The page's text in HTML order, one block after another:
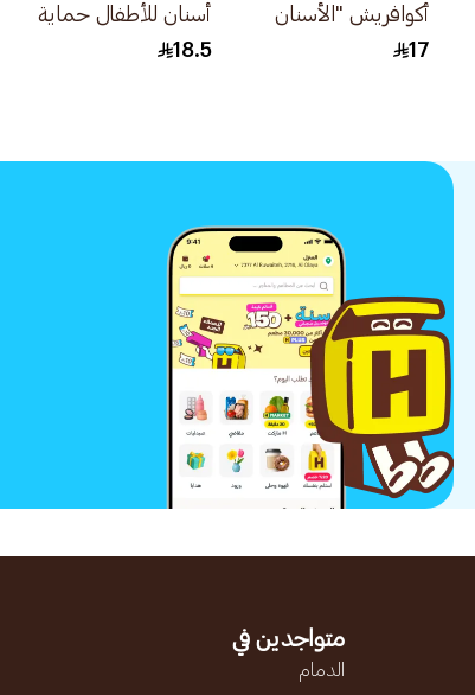
أكوافريش "الأسنان
الصغيرة" 50مل
17
أسنان للأطفال حماية
18.5
متواجدين في
الدمام